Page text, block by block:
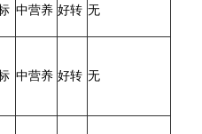
中营养 好转 无
中营养 好转 无